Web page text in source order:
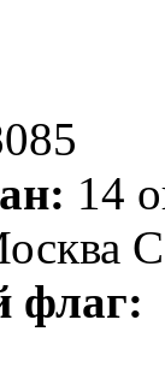
14
флаг: